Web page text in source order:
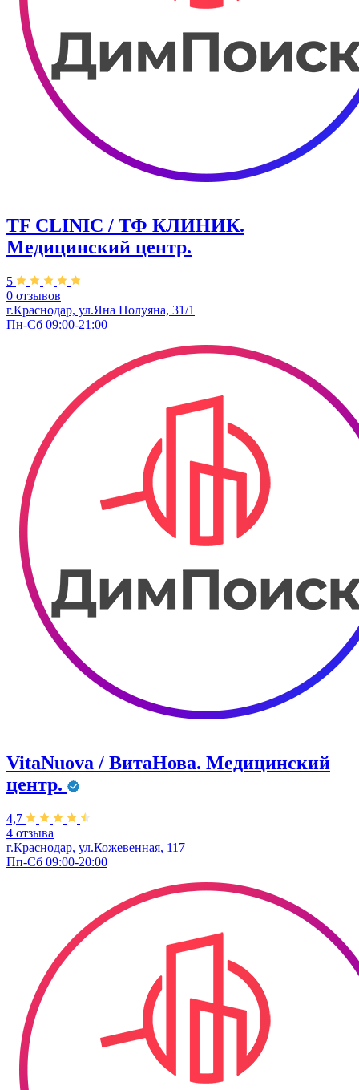
TF CLINIC / ТФ КЛИНИК.
Медицинский центр.
5
0 отзывов
г.Краснодар, ул.​Яна Полуяна, 31/1
Пн-Сб 09:00-21:00
VitaNuova / ВитаНова. Медицинский
центр.
4,7
4 отзыва
г.Краснодар, ул.Кожевенная, 117
Пп-Сб 09:00-20:00